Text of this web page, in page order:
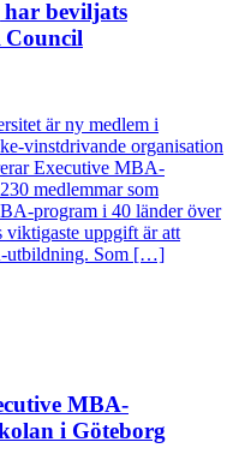
har beviljats
Council
är ny medlem i
vinstdrivande organisation
Executive MBA-
medlemmar som
program i 40 länder över
uppgift är att
utbildning. Som […]
MBA-
i Göteborg